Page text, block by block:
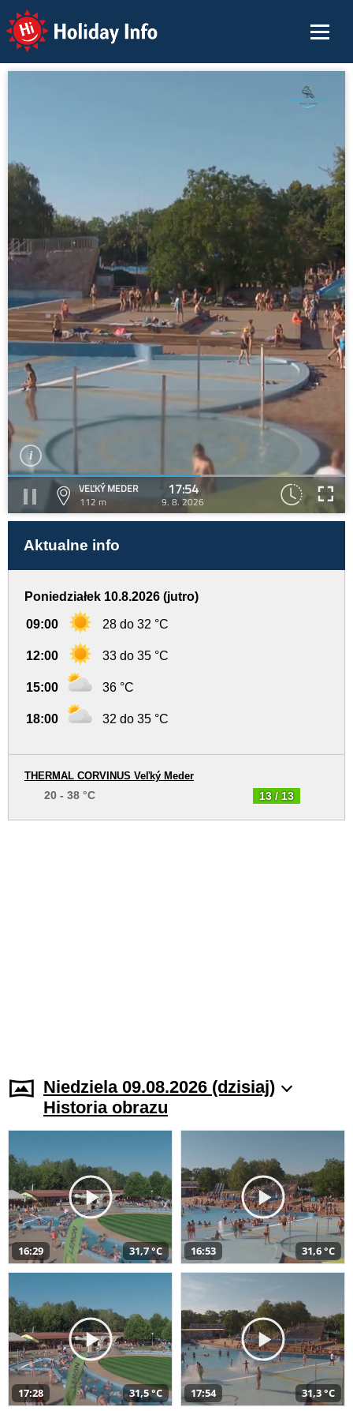
Holiday Info
VEĽKÝ MEDER
112 m
17:54
9. 8. 2026
Aktualne info
Poniedziałek 10.8.2026 (jutro)
09:00 28 do 32 °C
12:00 33 do 35 °C
15:00 36 °C
18:00 32 do 35 °C
13 / 13
THERMAL CORVINUS Veľký Meder
20 - 38 °C
Niedziela 09.08.2026 (dzisiaj)
Historia obrazu
16:29 31,7 °C 16:53 31,6 °C
17:28 31,5 °C 17:54 31,3 °C